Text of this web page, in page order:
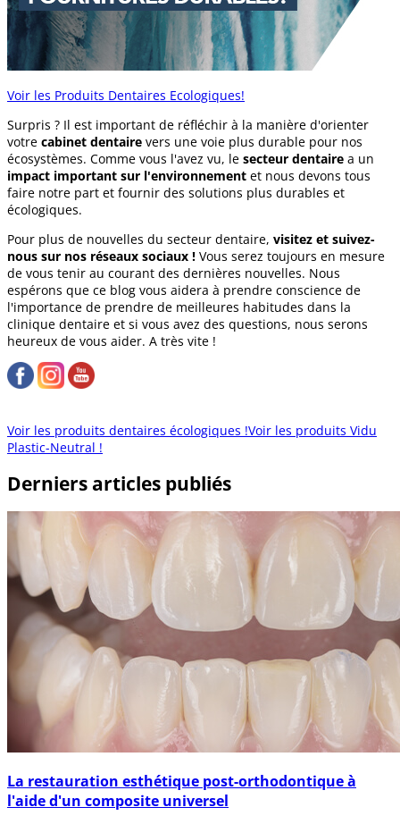
Voir les Produits Dentaires Ecologiques!
Surpris ? Il est important de réfléchir à la manière d'orienter
votre cabinet dentaire vers une voie plus durable pour nos
écosystèmes. Comme vous l'avez vu, le secteur dentaire a un
impact important sur l'environnement et nous devons tous
faire notre part et fournir des solutions plus durables et
écologiques.
Pour plus de nouvelles du secteur dentaire, visitez et suivez-
nous sur nos réseaux sociaux ! Vous serez toujours en mesure
de vous tenir au courant des dernières nouvelles. Nous
espérons que ce blog vous aidera à prendre conscience de
l'importance de prendre de meilleures habitudes dans la
clinique dentaire et si vous avez des questions, nous serons
heureux de vous aider. A très vite !
Voir les produits dentaires écologiques !Voir les produits Vidu
Plastic-Neutral !
Derniers articles publiés
La restauration esthétique post-orthodontique à
l'aide d'un composite universel